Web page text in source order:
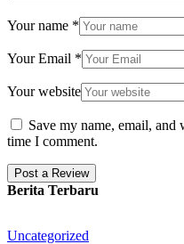
Your name *
Your Email *
Your website
Save my name, email,
time I comment.
Berita Terbaru
Uncategorized